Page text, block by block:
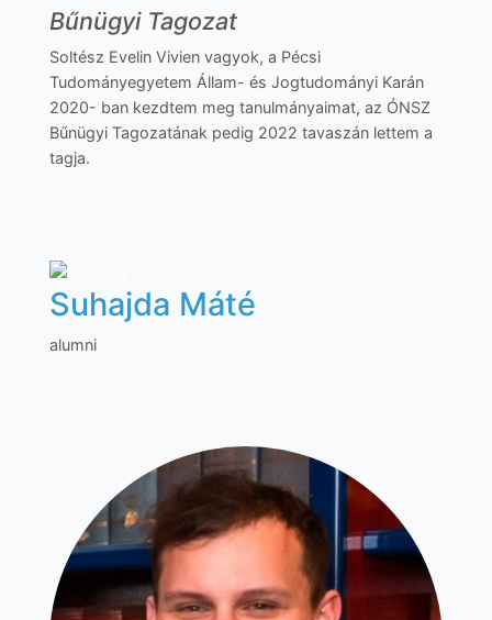
Bűnügyi Tagozat
Soltész Evelin Vivien vagyok, a Pécsi
Tudományegyetem Állam- és Jogtudományi Karán
2020- ban kezdtem meg tanulmányaimat, az ÓNSZ
Bűnügyi Tagozatának pedig 2022 tavaszán lettem a
tagja.
Suhajda Máté
alumni